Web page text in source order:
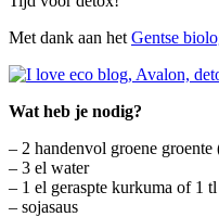
Met dank aan het Gentse
Wat heb je nodig?
– 2 handenvol groene
– 3 el water
– 1 el geraspte kurkuma of 1
– sojasaus